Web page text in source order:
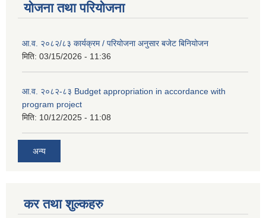
योजना तथा परियोजना
आ.व. २०८२/८३ कार्यक्रम / परियोजना अनुसार बजेट बिनियोजन
मिति: 03/15/2026 - 11:36
आ.व. २०८२-८३ Budget appropriation in accordance with
program project
मिति: 10/12/2025 - 11:08
अन्य
कर तथा शुल्कहरु